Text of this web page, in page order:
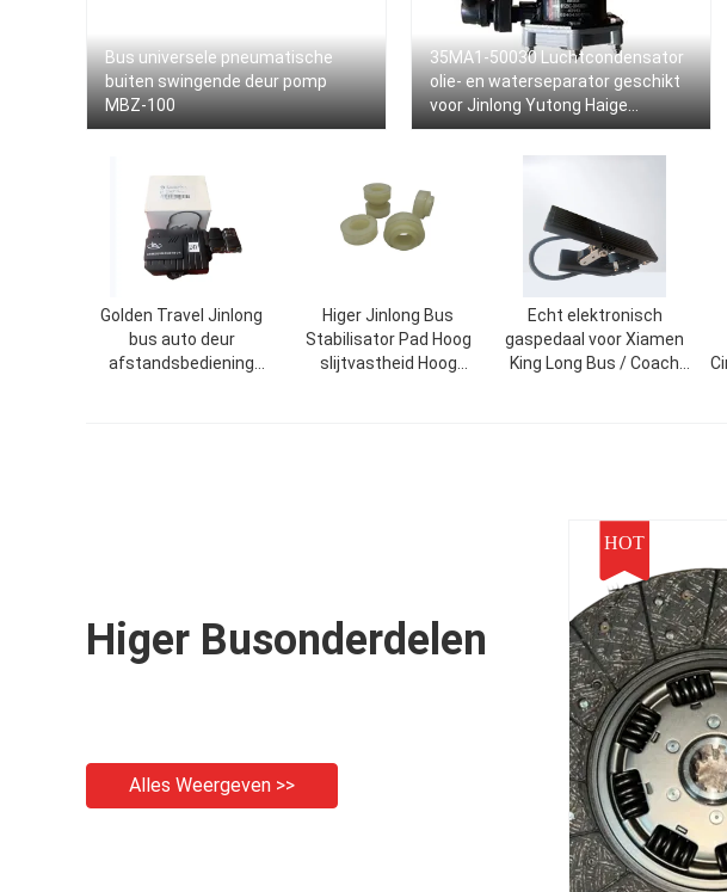
Bus universele pneumatische
buiten swingende deur pomp
MBZ-100
35MA1-50030 Luchtcondensator
olie- en waterseparator geschikt
voor Jinlong Yutong Haige
busonderdelen
Golden Travel Jinlong
bus auto deur
afstandsbediening
Higer Jinlong Bus
Stabilisator Pad Hoog
slijtvastheid Hoog
Echt elektronisch
gaspedaal voor Xiamen
King Long Bus / Coach
Higer Busonderdelen
Alles Weergeven >>
HOT